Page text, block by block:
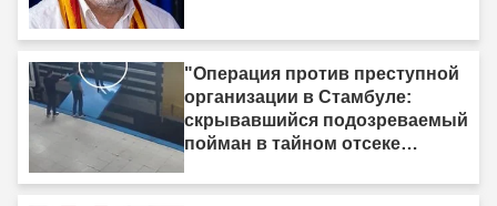
"Операция против преступной
организации в Стамбуле:
скрывавшийся подозреваемый
пойман в тайном отсеке